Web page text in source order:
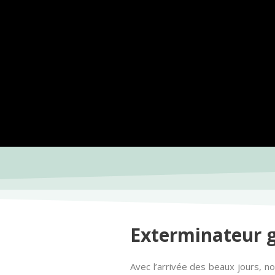
Exterminateur
Avec l’arrivée des beaux jours,